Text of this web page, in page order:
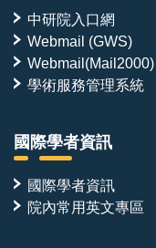
中研院入口網
Webmail (GWS)
Webmail(Mail2000)
學術服務管理系統
國際學者資訊
國際學者資訊
院內常用英文專區